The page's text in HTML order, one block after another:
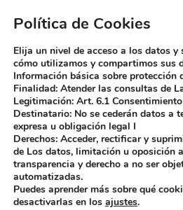
Bolsas Boddy
Fabrica de bolsas personalizadas
Home Productos no tejido
no tejido
Política de Cookies
Elija un nivel de acceso a los datos
cómo utilizamos y compartimos sus
Información básica sobre protección
Finalidad: Atender las consultas de
Legitimación: Art. 6.1
Destinatario: No se cederán datos a
expresa u obligación legal I
Derechos: Acceder, rectificar y
de Los datos, limitación u oposición
transparencia y derecho a no ser
automatizadas.
Puedes aprender más sobre qué
desactivarlas en los ajustes.